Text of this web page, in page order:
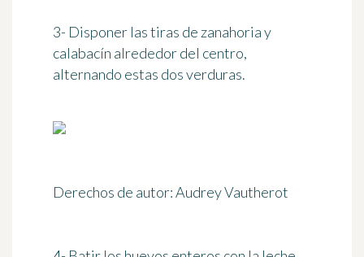
3- Disponer las tiras de zanahoria y
calabacín alrededor del centro,
alternando estas dos verduras.
Derechos de autor: Audrey Vautherot